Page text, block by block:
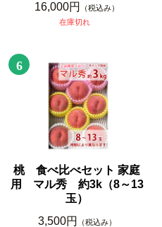
16,000円
（税込み）
在庫切れ
6
桃 食べ比べセット 家庭
用 マル秀 約3k（8～13
玉）
3,500円
（税込み）